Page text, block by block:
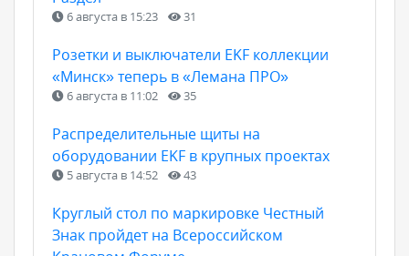
6 августа в 15:23 31
Розетки и выключатели EKF коллекции
«Минск» теперь в «Лемана ПРО»
6 августа в 11:02 35
Распределительные щиты на
оборудовании EKF в крупных проектах
5 августа в 14:52 43
Круглый стол по маркировке Честный
Знак пройдет на Всероссийском